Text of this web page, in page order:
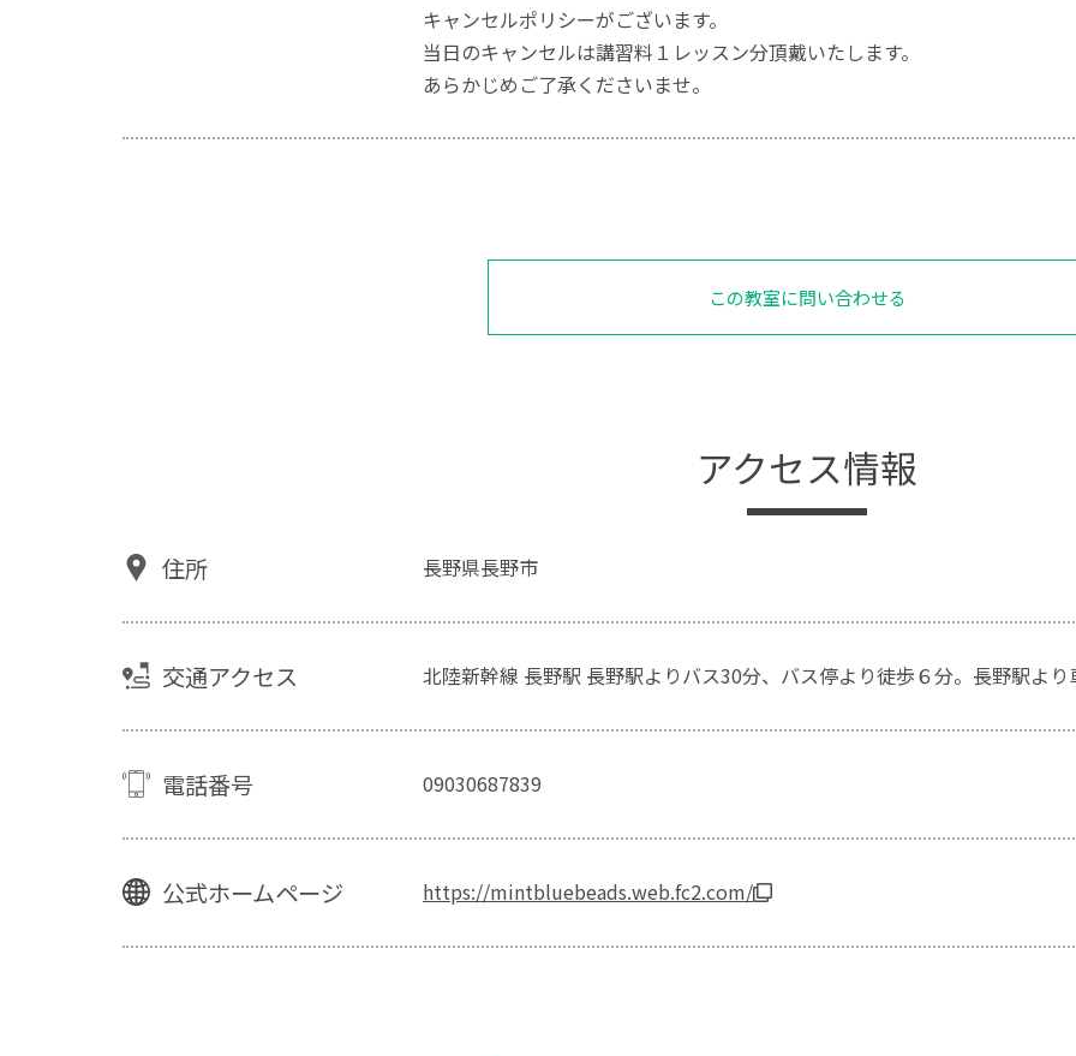
キャンセルポリシーがございます。
当日のキャンセルは講習料１レッスン分頂戴いたします。
あらかじめご了承くださいませ。
この教室に問い合わせる
アクセス情報
住所 長野県長野市
交通アクセス 北陸新幹線 長野駅 長野駅よりバス30分、バス停より徒歩６分。長野駅より
電話番号 09030687839
公式ホームページ https://mintbluebeads.web.fc2.com/